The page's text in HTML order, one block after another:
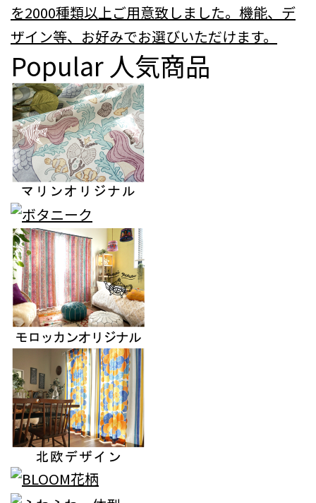
を2000種類以上ご用意致しました。機能、デ
ザイン等、お好みでお選びいただけます。
Popular 人気商品